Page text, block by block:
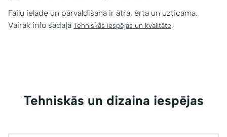
Failu ielāde un pārvaldīšana ir ātra, ērta un uzticama.
Vairāk info sadaļā Tehniskās iespējas un kvalitāte.
Tehniskās un dizaina iespējas